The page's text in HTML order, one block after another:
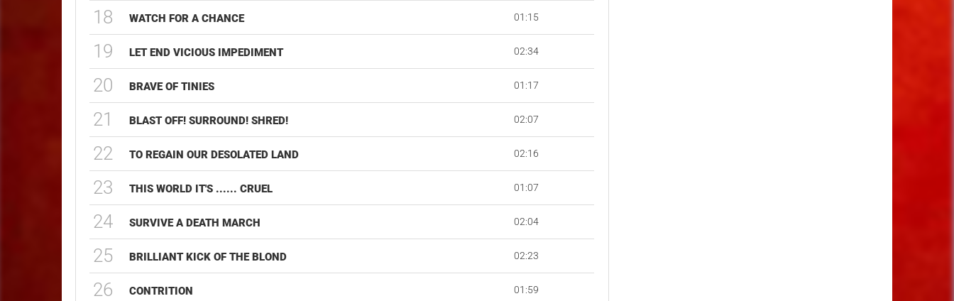
18 WATCH FOR A CHANCE 01:15
19 LET END VICIOUS IMPEDIMENT 02:34
20 BRAVE OF TINIES 01:17
21 BLAST OFF! SURROUND! SHRED! 02:07
22 TO REGAIN OUR DESOLATED LAND 02:16
23 THIS WORLD IT'S ...... CRUEL 01:07
24 SURVIVE A DEATH MARCH 02:04
25 BRILLIANT KICK OF THE BLOND 02:23
26 CONTRITION 01:59